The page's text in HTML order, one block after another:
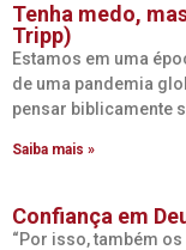
Tenha medo,
Tripp)
Estamos em uma
de uma pandemia
pensar biblicamente
Saiba mais »
Confiança em
“Por isso, também